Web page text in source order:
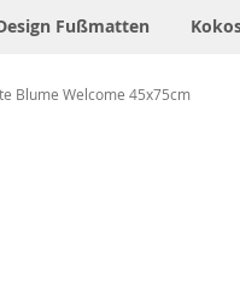
Fußmatten
Blume Welcome 45x75cm